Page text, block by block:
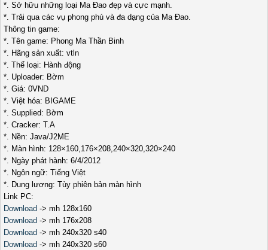
*. Sở hữu những loại Ma Đao đẹp và cực mạnh.
*. Trải qua các vụ phong phú và đa dạng của Ma Đao.
Thông tin game:
*. Tên game: Phong Ma Thần Binh
*. Hãng sản xuất: vtln
*. Thể loại: Hành động
*. Uploader: Bờm
*. Giá: 0VND
*. Việt hóa: BIGAME
*. Supplied: Bờm
*. Cracker: T.A
*. Nền: Java/J2ME
*. Màn hình: 128×160,176×208,240×320,320×240
*. Ngày phát hành: 6/4/2012
*. Ngôn ngữ: Tiếng Việt
*. Dung lương: Tùy phiên bản màn hình
Link PC:
Download -> mh 128x160
Download -> mh 176x208
Download -> mh 240x320 s40
Download -> mh 240x320 s60